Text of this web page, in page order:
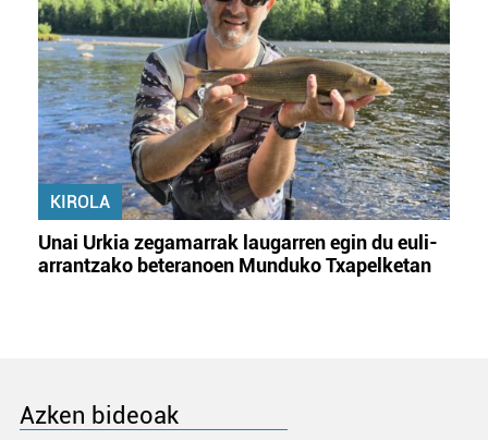
KIROLA
Unai Urkia zegamarrak laugarren egin du euli-
arrantzako beteranoen Munduko Txapelketan
Azken bideoak